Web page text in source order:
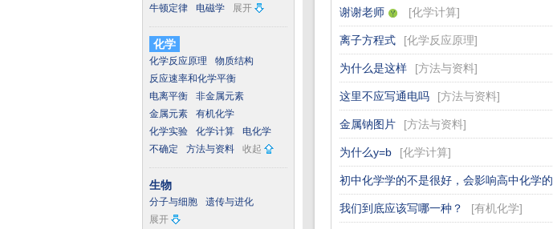
牛顿定律 电磁学 展开
化学
化学反应原理
物质结构
反应速率和化学平衡
电离平衡
非金属元素
金属元素
有机化学
化学实验
化学计算
电化学
不确定
方法与资料 收起
生物
分子与细胞
遗传与进化
展开
谢谢老师 [化学计算]
离子方程式 [化学反应原理]
为什么是这样 [方法与资料]
这里不应写通电吗 [方法与资料]
金属钠图片 [方法与资料]
为什么y=b [化学计算]
初中化学学的不是很好，会影响高中化学的
我们到底应该写哪一种？ [有机化学]